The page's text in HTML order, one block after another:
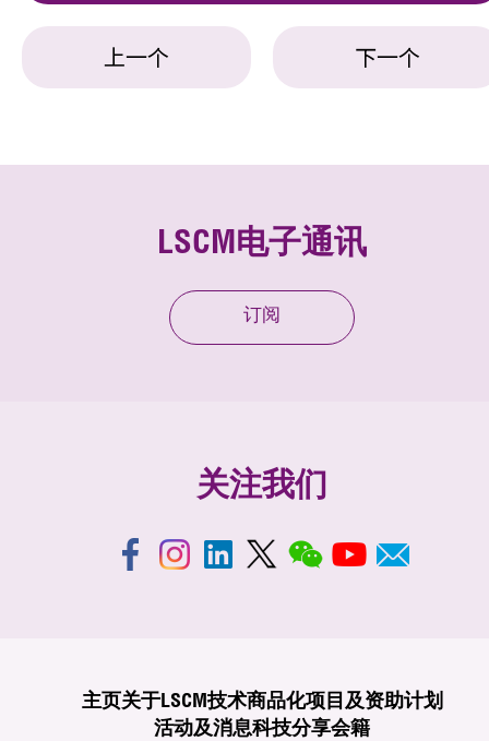
上一个 下一个
LSCM电子通讯
订阅
关注我们
主页关于LSCM技术商品化项目及资助计划
活动及消息科技分享会籍